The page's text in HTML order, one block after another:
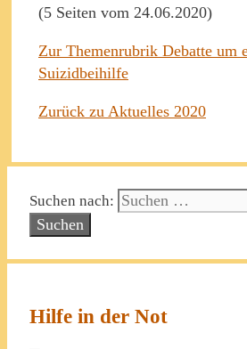
(5 Seiten vom 24.06.2020)
Zur Themenrubrik Debatte um
Suizidbeihilfe
Zurück zu Aktuelles 2020
Suchen nach:
Hilfe in der Not